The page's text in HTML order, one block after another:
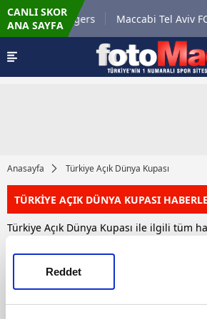
Reddet
CANLI SKOR
ANA SAYFA
Glasgow Rangers Maccabi Tel Aviv FC
Anasayfa Türkiye Açık Dünya Kupası
TÜRKİYE AÇIK DÜNYA KUPASI
Türkiye Açık Dünya Kupası ile ilgili tüm
sayfamızdan takip edebilirsiniz. Toplam 1
Kupası haberi bulunmuştur.
HABERLER